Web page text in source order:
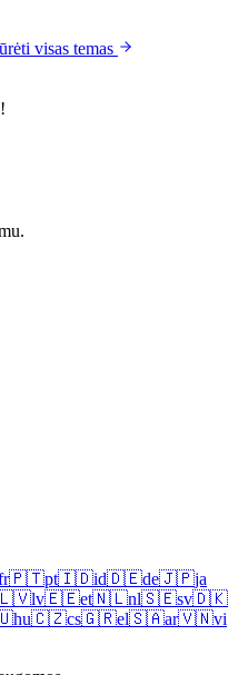
visas temas
🇵🇹pt🇮🇩id🇩🇪de🇯🇵ja
lv🇪🇪et🇳🇱nl🇸🇪sv🇩🇰
hu🇨🇿cs🇬🇷el🇸🇦ar🇻🇳vi